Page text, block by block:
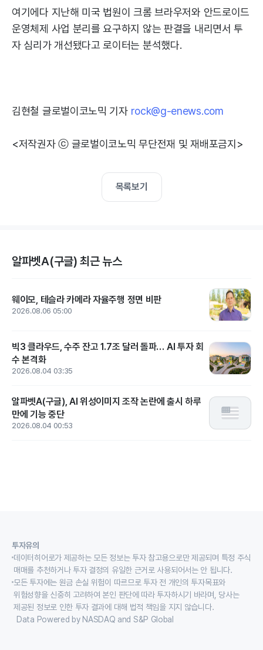
여기에다 지난해 미국 법원이 크롬 브라우저와 안드로이드
운영체제 사업 분리를 요구하지 않는 판결을 내리면서 투
자 심리가 개선됐다고 로이터는 분석했다.
김현철 글로벌이코노믹 기자 rock@g-enews.com
<저작권자 ⓒ 글로벌이코노믹 무단전재 및 재배포금지>
목록보기
알파벳A(구글) 최근 뉴스
웨이모, 테슬라 카메라 자율주행 정면 비판
2026.08.06 05:00
빅3 클라우드, 수주 잔고 1.7조 달러 돌파… AI 투자 회
수 본격화
2026.08.04 03:35
알파벳A(구글), AI 위성이미지 조작 논란에 출시 하루
만에 기능 중단
2026.08.04 00:53
투자유의
데이터히어로가 제공하는 모든 정보는 투자 참고용으로만 제공되며 특정 주식
매매를 추천하거나 투자 결정의 유일한 근거로 사용되어서는 안 됩니다.
모든 투자에는 원금 손실 위험이 따르므로 투자 전 개인의 투자목표와
위험성향을 신중히 고려하여 본인 판단에 따라 투자하시기 바라며, 당사는
제공된 정보로 인한 투자 결과에 대해 법적 책임을 지지 않습니다.
Data Powered by NASDAQ and S&P Global